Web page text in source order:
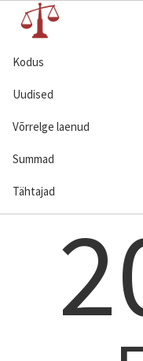
Kodus
Uudised
Võrrelge laenud
Summad
Tähtajad